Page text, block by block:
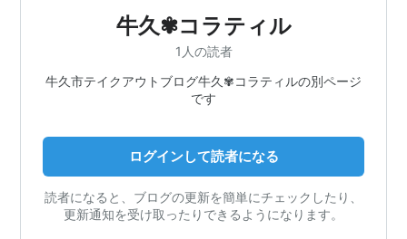
牛久✾コラティル
1人の読者
牛久市テイクアウトブログ牛久✾コラティルの別ページ
です
ログインして読者になる
読者になると、ブログの更新を簡単にチェックしたり、
更新通知を受け取ったりできるようになります。